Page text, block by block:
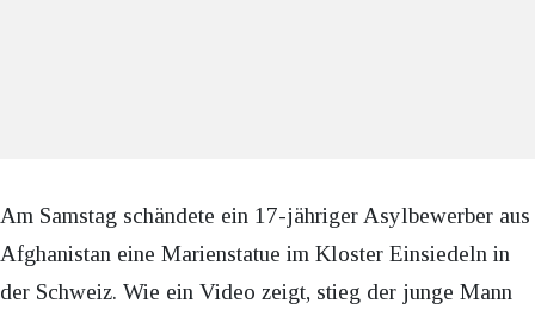
Am Samstag schändete ein 17-jähriger Asylbewerber aus
Afghanistan eine Marienstatue im Kloster Einsiedeln in
der Schweiz. Wie ein Video zeigt, stieg der junge Mann